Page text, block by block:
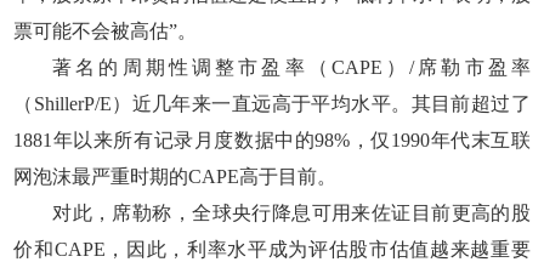
票可能不会被高估”。
著名的周期性调整市盈率（CAPE）/席勒市盈率
（ShillerP/E）近几年来一直远高于平均水平。其目前超过了
1881年以来所有记录月度数据中的98%，仅1990年代末互联
网泡沫最严重时期的CAPE高于目前。
对此，席勒称，全球央行降息可用来佐证目前更高的股
价和CAPE，因此，利率水平成为评估股市估值越来越重要